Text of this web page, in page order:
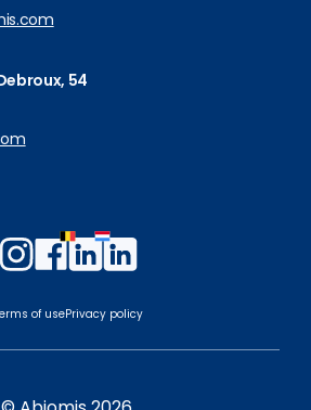
54
Follow
us
Follow
us
on
Follow
us
on
Belgium
Follow
us
Luxembourg
of usePrivacy policy